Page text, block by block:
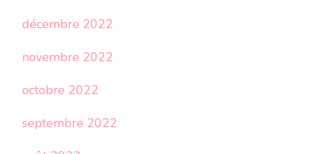
décembre 2022
novembre 2022
octobre 2022
septembre 2022